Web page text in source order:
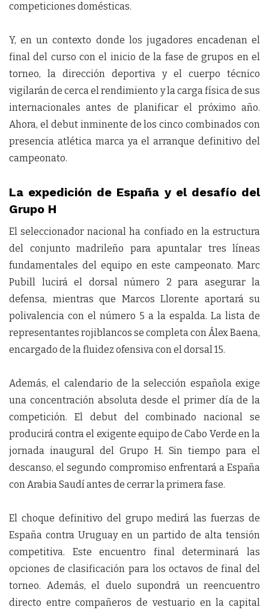
competiciones domésticas.
Y, en un contexto donde los jugadores encadenan el
final del curso con el inicio de la fase de grupos en el
torneo, la dirección deportiva y el cuerpo técnico
vigilarán de cerca el rendimiento y la carga física de sus
internacionales antes de planificar el próximo año.
Ahora, el debut inminente de los cinco combinados con
presencia atlética marca ya el arranque definitivo del
campeonato.
La expedición de España y el desafío del
Grupo H
El seleccionador nacional ha confiado en la estructura
del conjunto madrileño para apuntalar tres líneas
fundamentales del equipo en este campeonato. Marc
Pubill lucirá el dorsal número 2 para asegurar la
defensa, mientras que Marcos Llorente aportará su
polivalencia con el número 5 a la espalda. La lista de
representantes rojiblancos se completa con Álex Baena,
encargado de la fluidez ofensiva con el dorsal 15.
Además, el calendario de la selección española exige
una concentración absoluta desde el primer día de la
competición. El debut del combinado nacional se
producirá contra el exigente equipo de Cabo Verde en la
jornada inaugural del Grupo H. Sin tiempo para el
descanso, el segundo compromiso enfrentará a España
con Arabia Saudí antes de cerrar la primera fase.
El choque definitivo del grupo medirá las fuerzas de
España contra Uruguay en un partido de alta tensión
competitiva. Este encuentro final determinará las
opciones de clasificación para los octavos de final del
torneo. Además, el duelo supondrá un reencuentro
directo entre compañeros de vestuario en la capital